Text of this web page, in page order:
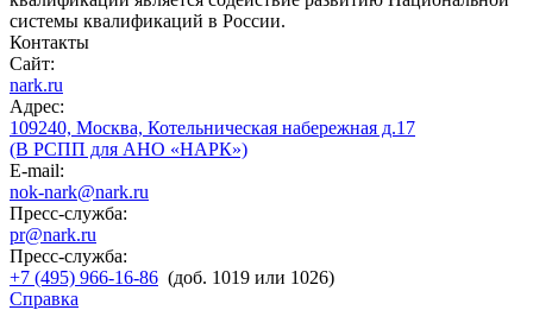
системы квалификаций в России.
Контакты
Сайт:
nark.ru
Адрес:
109240, Москва, Котельническая набережная д.17
(В РСПП для АНО «НАРК»)
E-mail:
nok-nark@nark.ru
Пресс-служба:
pr@nark.ru
Пресс-служба:
+7 (495) 966-16-86 (доб. 1019 или 1026)
Справка